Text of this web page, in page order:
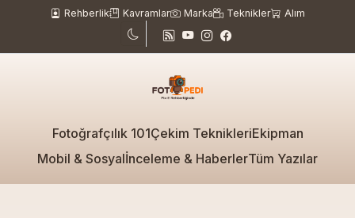
Rehberlik Kavramlar Marka Teknikler Alım
Fotoğrafçılık 101Çekim TeknikleriEkipman
Mobil & Sosyalİnceleme & HaberlerTüm Yazılar